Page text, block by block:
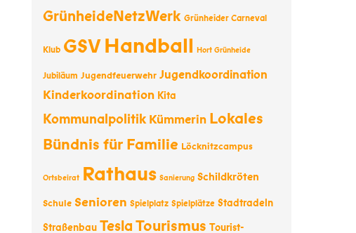
GrünheideNetzWerk Grünheider Carneval
Klub GSVHandball Hort Grünheide
Jubiläum Jugendfeuerwehr Jugendkoordination
Kinderkoordination Kita
Kommunalpolitik Kümmerin Lokales
Bündnis für Familie Löcknitzcampus
Ortsbeirat Rathaus Sanierung Schildkröten
Schule Senioren Spielplatz Spielplätze Stadtradeln
Straßenbau TeslaTourismus Tourist-